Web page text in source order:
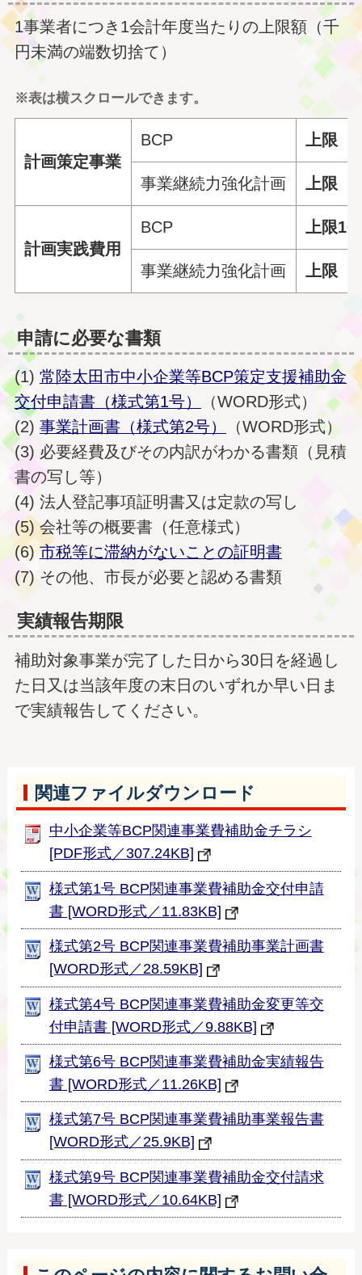
1事業者につき1会計年度当たりの上限額（千
円未満の端数切捨て）
※表は横スクロールできます。
計画策定事業
BCP 上限
事業継続力強化計画 上限
計画実践費用
BCP 上限
事業継続力強化計画 上限
申請に必要な書類
(1) 常陸太田市中小企業等BCP策定支援補助金
交付申請書（様式第1号）
（WORD形式）
(2) 事業計画書（様式第2号）
（WORD形式）
(3) 必要経費及びその内訳がわかる書類（見積
書の写し等）
(4) 法人登記事項証明書又は定款の写し
(5) 会社等の概要書（任意様式）
(6)市税等に滞納がないことの証明書
(7) その他、市長が必要と認める書類
実績報告期限
補助対象事業が完了した日から30日を経過し
た日又は当該年度の末日のいずれか早い日ま
で実績報告してください。
関連ファイルダウンロード
中小企業等BCP関連事業費補助金チラシ
[PDF形式／307.24KB]
様式第1号 BCP関連事業費補助金交付申請
書 [WORD形式／11.83KB]
様式第2号 BCP関連事業費補助事業計画書
[WORD形式／28.59KB]
様式第4号 BCP関連事業費補助金変更等交
付申請書 [WORD形式／9.88KB]
様式第6号 BCP関連事業費補助金実績報告
書 [WORD形式／11.26KB]
様式第7号 BCP関連事業費補助事業報告書
[WORD形式／25.9KB]
様式第9号 BCP関連事業費補助金交付請求
書 [WORD形式／10.64KB]